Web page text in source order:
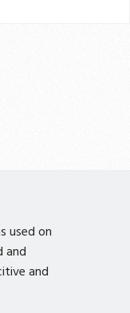
used on
and
and